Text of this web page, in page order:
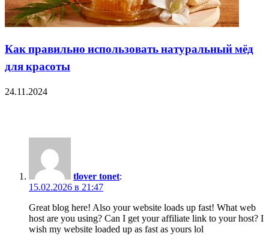
Как правильно использовать натуральный мёд
для красоты
24.11.2024
tlover tonet:
15.02.2026 в 21:47
Great blog here! Also your website loads up fast! What web
host are you using? Can I get your affiliate link to your host? I
wish my website loaded up as fast as yours lol